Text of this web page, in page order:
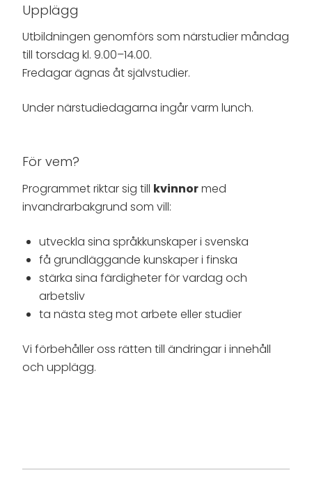
Upplägg
Utbildningen genomförs som närstudier måndag
till torsdag kl. 9.00–14.00.
Fredagar ägnas åt självstudier.
Under närstudiedagarna ingår varm lunch.
För vem?
Programmet riktar sig till kvinnormed
invandrarbakgrund som vill:
utveckla sina språkkunskaper i svenska
få grundläggande kunskaper i finska
stärka sina färdigheter för vardag och
arbetsliv
ta nästa steg mot arbete eller studier
Vi förbehåller oss rätten till ändringar i innehåll
och upplägg.